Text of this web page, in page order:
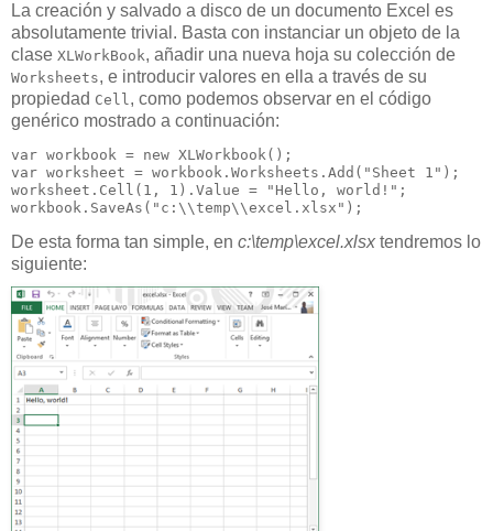
La creación y salvado a disco de un documento Excel es
absolutamente trivial. Basta con instanciar un objeto de la
clase XLWorkBook, añadir una nueva hoja su colección de
Worksheets, e introducir valores en ella a través de su
propiedad Cell, como podemos observar en el código
genérico mostrado a continuación:
var workbook = new XLWorkbook();
var worksheet = workbook.Worksheets.Add("Sheet 1");
worksheet.Cell(1, 1).Value = "Hello, world!";
workbook.SaveAs("c:\\temp\\excel.xlsx");
De esta forma tan simple, en c:\temp\excel.xlsx tendremos lo
siguiente: